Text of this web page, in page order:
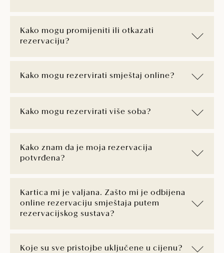
Kako mogu promijeniti ili otkazati
rezervaciju?
Kako mogu rezervirati smještaj online?
Kako mogu rezervirati više soba?
Kako znam da je moja rezervacija
potvrđena?
Kartica mi je valjana. Zašto mi je odbijena
online rezervaciju smještaja putem
rezervacijskog sustava?
Koje su sve pristojbe uključene u cijenu?